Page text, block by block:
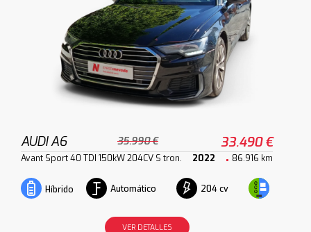
AUDI A6 35.990 € 33.490 €
Avant Sport 40 TDI 150kW 204CV S tron. 2022 86.916 km
Híbrido Automático 204 cv
VER DETALLES